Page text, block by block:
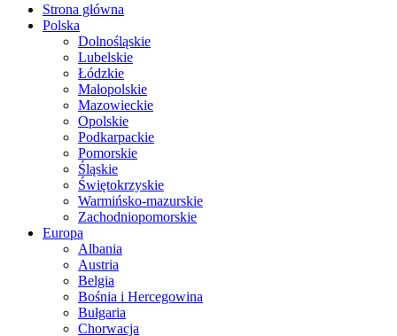
Strona główna
Polska
Dolnośląskie
Lubelskie
Łódzkie
Małopolskie
Mazowieckie
Opolskie
Podkarpackie
Pomorskie
Śląskie
Świętokrzyskie
Warmińsko-mazurskie
Zachodniopomorskie
Europa
Albania
Austria
Belgia
Bośnia i Hercegowina
Bułgaria
Chorwacja